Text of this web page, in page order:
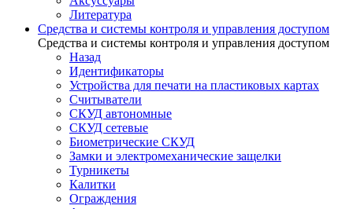
Литература
Средства и системы контроля и управления доступом
Средства и системы контроля и управления доступом
Назад
Идентификаторы
Устройства для печати на пластиковых картах
Считыватели
СКУД автономные
СКУД сетевые
Биометрические СКУД
Замки и электромеханические защелки
Турникеты
Калитки
Ограждения